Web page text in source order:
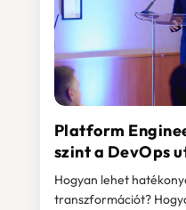
Platform
szint a DevOps
Hogyan lehet
transzformációt?